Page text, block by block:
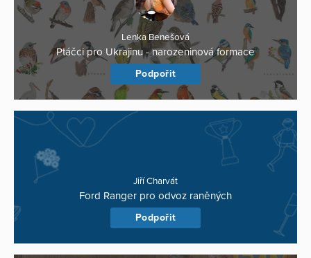
Lenka Benešová
Ptáčci pro Ukrajinu - narozeninová formace
Podpořit
Jiří Charvát
Ford Ranger pro odvoz raněných
Podpořit